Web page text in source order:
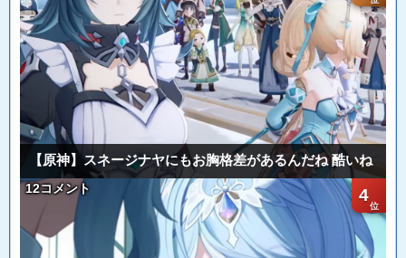
【原神】スネージナヤにもお胸格差があるんだね 酷いね
4
12コメント